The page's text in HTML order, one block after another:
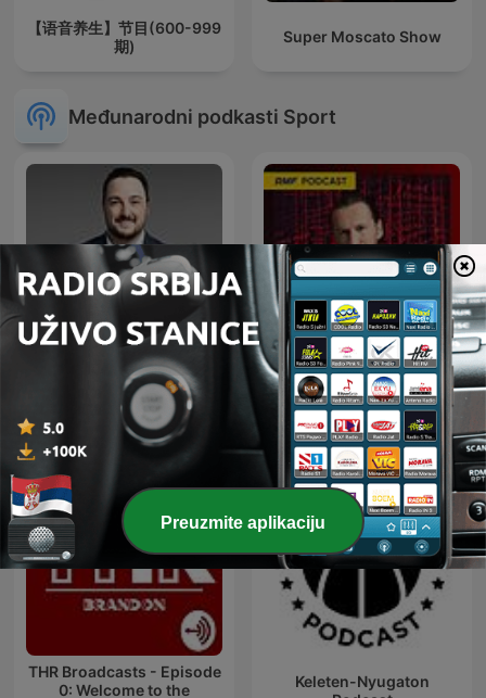
【语音养生】节目(600-999
期)
Super Moscato Show
Međunarodni podkasti Sport
Inside Sports W stylu Krychowiaka
THR Broadcasts - Episode
0: Welcome to the
Keleten-Nyugaton
Preuzmite aplikaciju